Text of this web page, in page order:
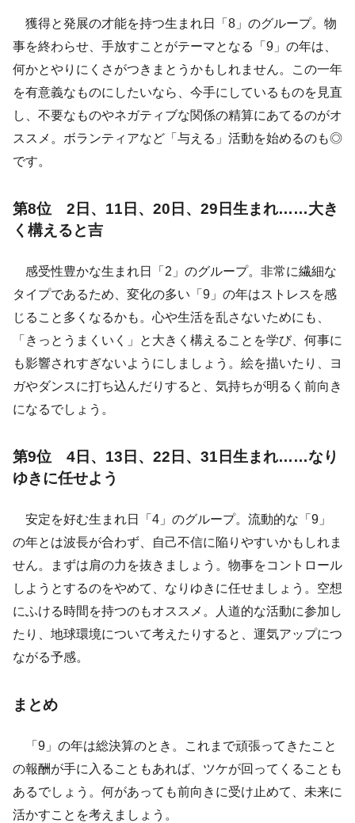
獲得と発展の才能を持つ生まれ日「8」のグループ。物
事を終わらせ、手放すことがテーマとなる「9」の年は、
何かとやりにくさがつきまとうかもしれません。この一年
を有意義なものにしたいなら、今手にしているものを見直
し、不要なものやネガティブな関係の精算にあてるのがオ
ススメ。ボランティアなど「与える」活動を始めるのも◎
です。
第8位 2日、11日、20日、29日生まれ……大き
く構えると吉
感受性豊かな生まれ日「2」のグループ。非常に繊細な
タイプであるため、変化の多い「9」の年はストレスを感
じること多くなるかも。心や生活を乱さないためにも、
「きっとうまくいく」と大きく構えることを学び、何事に
も影響されすぎないようにしましょう。絵を描いたり、ヨ
ガやダンスに打ち込んだりすると、気持ちが明るく前向き
になるでしょう。
第9位 4日、13日、22日、31日生まれ……なり
ゆきに任せよう
安定を好む生まれ日「4」のグループ。流動的な「9」
の年とは波長が合わず、自己不信に陥りやすいかもしれま
せん。まずは肩の力を抜きましょう。物事をコントロール
しようとするのをやめて、なりゆきに任せましょう。空想
にふける時間を持つのもオススメ。人道的な活動に参加し
たり、地球環境について考えたりすると、運気アップにつ
ながる予感。
まとめ
「9」の年は総決算のとき。これまで頑張ってきたこと
の報酬が手に入ることもあれば、ツケが回ってくることも
あるでしょう。何があっても前向きに受け止めて、未来に
活かすことを考えましょう。